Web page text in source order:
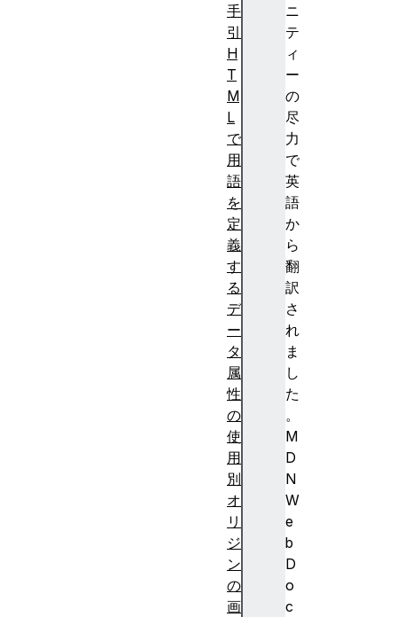
ニ
テ
ィ
ー
の
尽
力
で
英
語
か
ら
翻
訳
さ
れ
ま
し
た
。
M
D
N
W
e
b
D
o
c
手
引
H
T
M
L
で
用
語
を
定
義
す
る
デ
ー
タ
属
性
の
使
用
別
オ
リ
ジ
ン
の
画